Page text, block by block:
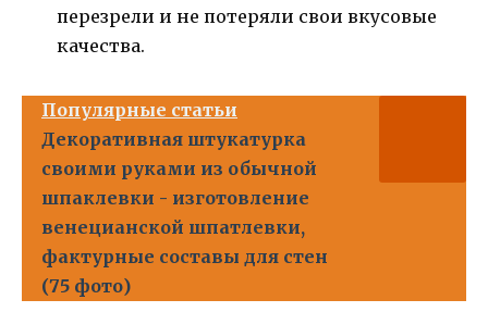
перезрели и не потеряли свои вкусовые
качества.
Популярные статьи
Декоративная штукатурка
своими руками из обычной
шпаклевки - изготовление
венецианской шпатлевки,
фактурные составы для стен
(75 фото)